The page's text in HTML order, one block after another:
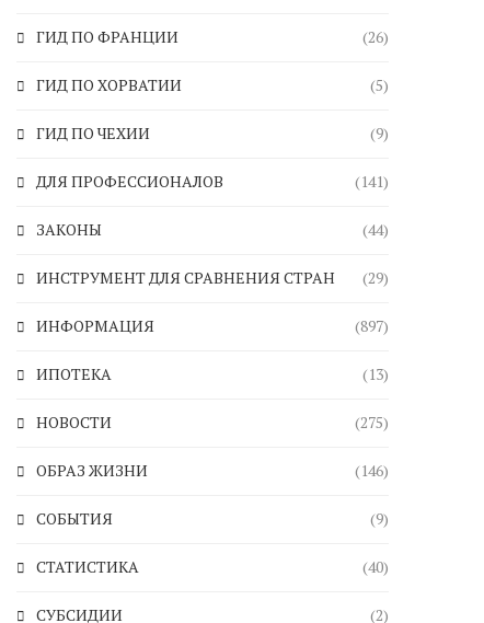
ГИД ПО ФРАНЦИИ (26)
ГИД ПО ХОРВАТИИ (5)
ГИД ПО ЧЕХИИ (9)
ДЛЯ ПРОФЕССИОНАЛОВ (141)
ЗАКОНЫ (44)
ИНСТРУМЕНТ ДЛЯ СРАВНЕНИЯ СТРАН (29)
ИНФОРМАЦИЯ (897)
ИПОТЕКА (13)
НОВОСТИ (275)
ОБРАЗ ЖИЗНИ (146)
СОБЫТИЯ (9)
СТАТИСТИКА (40)
СУБСИДИИ (2)